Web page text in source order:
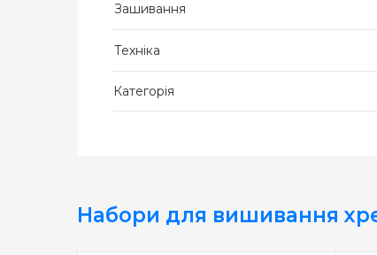
Зашивання
Техніка
Категорія
Набори для вишивання